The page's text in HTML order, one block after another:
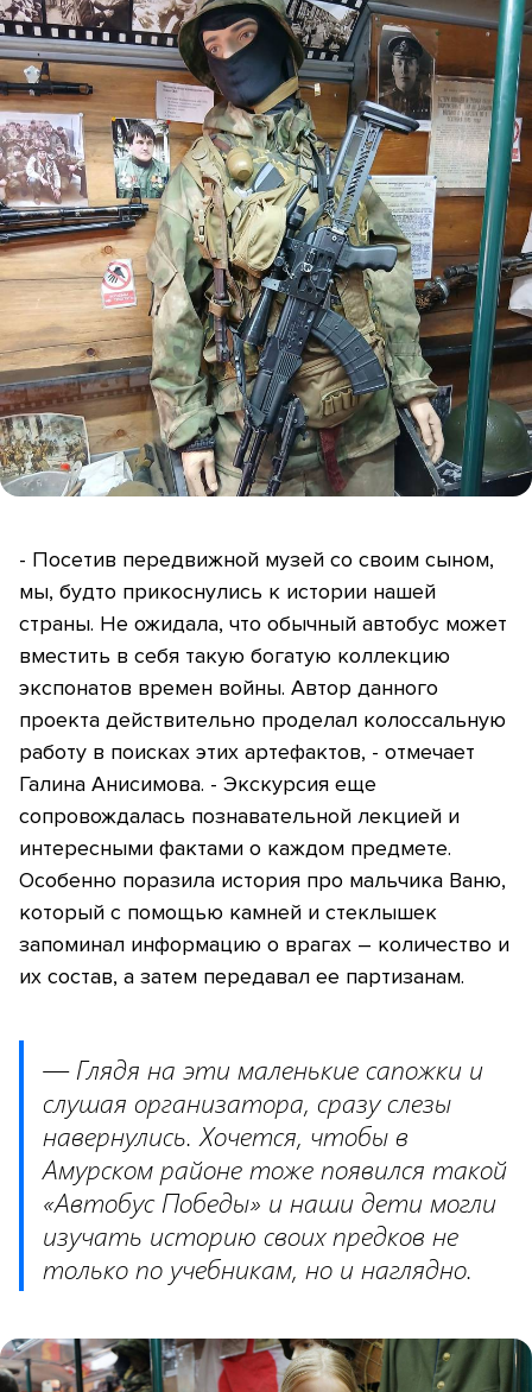
- Посетив передвижной музей со своим сыном,
мы, будто прикоснулись к истории нашей
страны. Не ожидала, что обычный автобус может
вместить в себя такую богатую коллекцию
экспонатов времен войны. Автор данного
проекта действительно проделал колоссальную
работу в поисках этих артефактов, - отмечает
Галина Анисимова. - Экскурсия еще
сопровождалась познавательной лекцией и
интересными фактами о каждом предмете.
Особенно поразила история про мальчика Ваню,
который с помощью камней и стеклышек
запоминал информацию о врагах – количество и
их состав, а затем передавал ее партизанам.
— Глядя на эти маленькие сапожки и
слушая организатора, сразу слезы
навернулись. Хочется, чтобы в
Амурском районе тоже появился такой
«Автобус Победы» и наши дети могли
изучать историю своих предков не
только по учебникам, но и наглядно.